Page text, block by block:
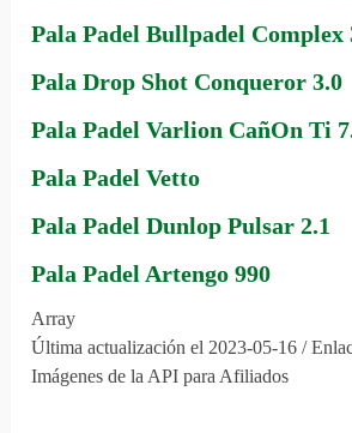
Pala Padel Bullpadel Complex
Pala Drop Shot Conqueror 3.0
Pala Padel Varlion CañOn Ti
Pala Padel Vetto
Pala Padel Dunlop Pulsar 2.1
Pala Padel Artengo 990
Array
Última actualización el 2023-05-16 /
Imágenes de la API para Afiliados